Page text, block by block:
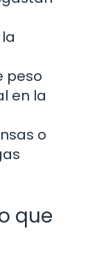
peso
en la
o
que